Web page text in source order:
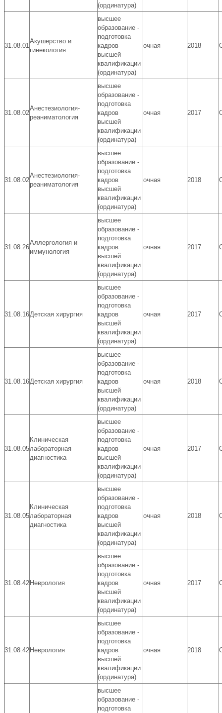
(ординатура)
31.08.01
Акушерство и
гинекология
высшее
образование -
подготовка
кадров
высшей
квалификации
(ординатура)
очная 2018
31.08.02
Анестезиология-
реаниматология
высшее
образование -
подготовка
кадров
высшей
квалификации
(ординатура)
очная 2017
31.08.02
Анестезиология-
реаниматология
высшее
образование -
подготовка
кадров
высшей
квалификации
(ординатура)
очная 2018
31.08.26
Аллергология и
иммунология
высшее
образование -
подготовка
кадров
высшей
квалификации
(ординатура)
очная 2017
31.08.16Детская хирургия
высшее
образование -
подготовка
кадров
высшей
квалификации
(ординатура)
очная 2017
31.08.16Детская хирургия
высшее
образование -
подготовка
кадров
высшей
квалификации
(ординатура)
очная 2018
31.08.05
Клиническая
лабораторная
диагностика
высшее
образование -
подготовка
кадров
высшей
квалификации
(ординатура)
очная 2017
31.08.05
Клиническая
лабораторная
диагностика
высшее
образование -
подготовка
кадров
высшей
квалификации
(ординатура)
очная 2018
31.08.42 Неврология
высшее
образование -
подготовка
кадров
высшей
квалификации
(ординатура)
очная 2017
31.08.42 Неврология
высшее
образование -
подготовка
кадров
высшей
квалификации
(ординатура)
очная 2018
высшее
образование -
подготовка